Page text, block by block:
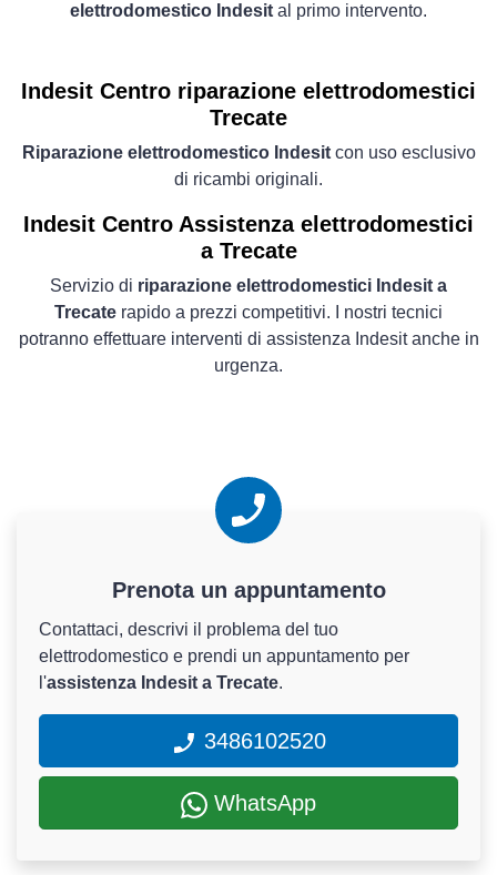
elettrodomestico Indesit al primo intervento.
Indesit Centro riparazione elettrodomestici
Trecate
Riparazione elettrodomestico Indesitcon uso esclusivo
di ricambi originali.
Indesit Centro Assistenza elettrodomestici
a Trecate
Servizio di riparazione elettrodomestici Indesit a
Trecate rapido a prezzi competitivi. I nostri tecnici
potranno effettuare interventi di assistenza Indesit anche in
urgenza.
Prenota un appuntamento
Contattaci, descrivi il problema del tuo
elettrodomestico e prendi un appuntamento per
l'assistenza Indesit a Trecate.
3486102520
WhatsApp